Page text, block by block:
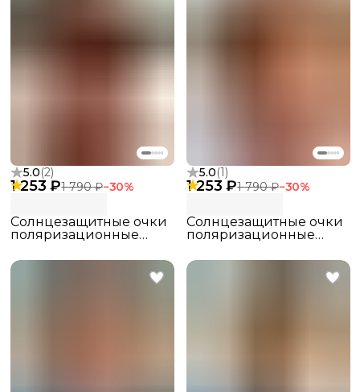
5.0(2)
1 253 ₽1 790 ₽−30%
Солнцезащитные очки
поляризационные
5.0(1)
1 253 ₽1 790 ₽−30%
Солнцезащитные очки
поляризационные